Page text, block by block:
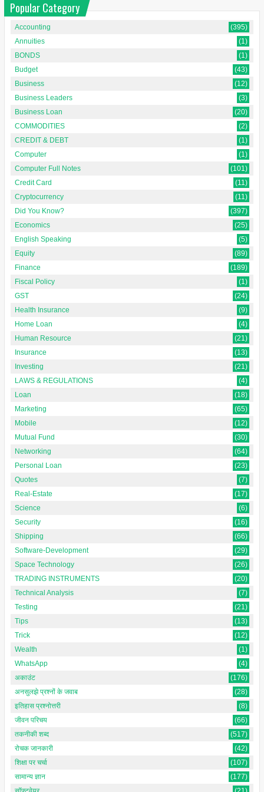
Popular Category
Accounting
(395)
Annuities
(1)
BONDS
(1)
Budget
(43)
Business
(12)
Business Leaders
(3)
Business Loan
(20)
COMMODITIES
(2)
CREDIT & DEBT
(1)
Computer
(1)
Computer Full Notes
(101)
Credit Card
(11)
Cryptocurrency
(11)
Did You Know?
(397)
Economics
(25)
English Speaking
(5)
Equity
(89)
Finance
(189)
Fiscal Policy
(1)
GST
(24)
Health Insurance
(9)
Home Loan
(4)
Human Resource
(21)
Insurance
(13)
Investing
(21)
LAWS & REGULATIONS
(4)
Loan
(18)
Marketing
(65)
Mobile
(12)
Mutual Fund
(30)
Networking
(64)
Personal Loan
(23)
Quotes
(7)
Real-Estate
(17)
Science
(6)
Security
(16)
Shipping
(66)
Software-Development
(29)
Space Technology
(26)
TRADING INSTRUMENTS
(20)
Technical Analysis
(7)
Testing
(21)
Tips
(13)
Trick
(12)
Wealth
(1)
WhatsApp
(4)
अकाउंट
(176)
अनसुलझे प्रश्नों के जवाब
(28)
इतिहास प्रश्नोत्तरी
(8)
जीवन परिचय
(66)
तकनीकी शब्द
(517)
रोचक जानकारी
(42)
शिक्षा पर चर्चा
(107)
सामान्य ज्ञान
(177)